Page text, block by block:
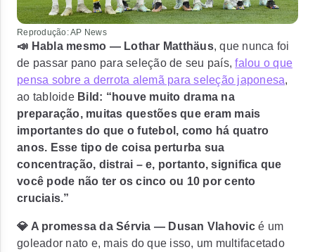
Reprodução: AP News
📣 Habla mesmo — Lothar Matthäus, que nunca foi
de passar pano para seleção de seu país,falou o que
pensa sobre a derrota alemã para seleção japonesa,
ao tabloideBild: “houve muito drama na
preparação, muitas questões que eram mais
importantes do que o futebol, como há quatro
anos. Esse tipo de coisa perturba sua
concentração, distrai – e, portanto, significa que
você pode não ter os cinco ou 10 por cento
cruciais.”
💎 A promessa da Sérvia — Dusan Vlahovicé um
goleador nato e, mais do que isso, um multifacetado